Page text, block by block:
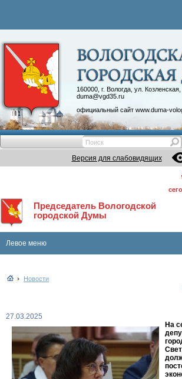
160000, г. Вологда, ул.
duma@vgd35.ru
официальный сайт www.duma-
Контакты
Депутатские объединения
Версия для слабовидящих
Председатель Вологодской
городской Думы
Левое меню
Новости
27.03.2025
На